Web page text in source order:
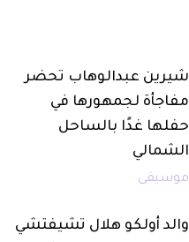
شيرين عبدالوهاب تحضر
مفاجأة لجمهورها في
حفلها غدًا بالساحل
الشمالي
موسيقى
والد أولكو هلال تشيفتشي